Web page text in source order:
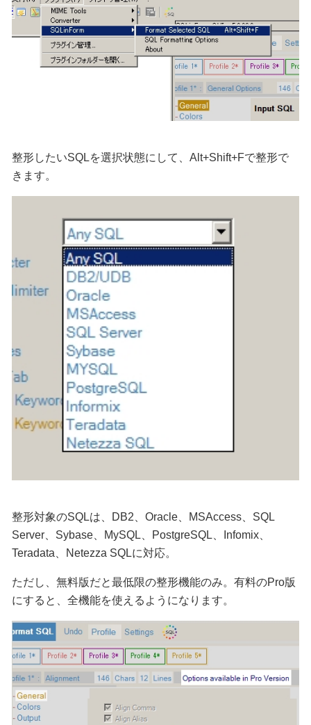
整形したいSQLを選択状態にして、Alt+Shift+Fで整形で
きます。
整形対象のSQLは、DB2、Oracle、MSAccess、SQL
Server、Sybase、MySQL、PostgreSQL、Infomix、
Teradata、Netezza SQLに対応。
ただし、無料版だと最低限の整形機能のみ。有料のPro版
にすると、全機能を使えるようになります。